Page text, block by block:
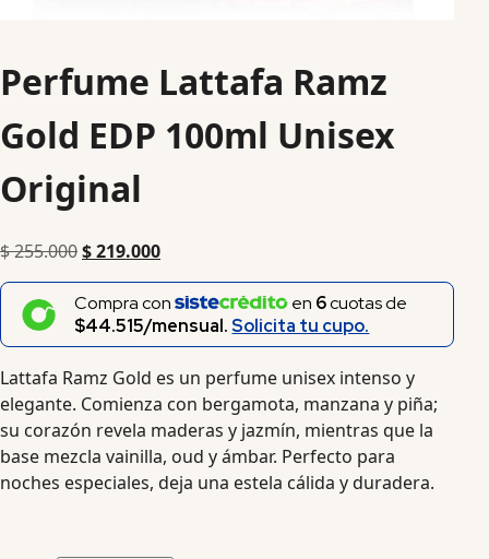
Perfume Lattafa Ramz
Gold EDP 100ml Unisex
Original
$255.000$219.000
Compra con en 6cuotas de
$44.515/mensual.Solicita tu cupo.
Lattafa Ramz Gold es un perfume unisex intenso y
elegante. Comienza con bergamota, manzana y piña;
su corazón revela maderas y jazmín, mientras que la
base mezcla vainilla, oud y ámbar. Perfecto para
noches especiales, deja una estela cálida y duradera.